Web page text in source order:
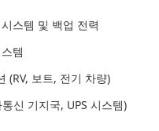
스템 및 백업 전력
템
(RV, 보트, 전기 차량)
신 기지국, UPS 시스템)